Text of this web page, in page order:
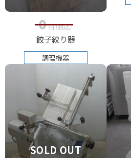
0 円（税込）
餃子絞り器
調理機器
SOLD OUT